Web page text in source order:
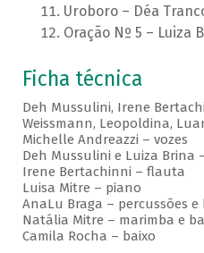
Uroboro – Déa
Oração Nº 5 – Luiza
Ficha técnica
Deh Mussulini, Irene
Weissmann, Leopoldina,
Michelle Andreazzi – vozes
Deh Mussulini e Luiza Brina
Irene Bertachinni – flauta
Luisa Mitre – piano
AnaLu Braga – percussões e
Natália Mitre – marimba e
Camila Rocha – baixo